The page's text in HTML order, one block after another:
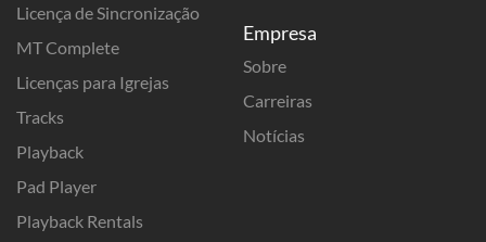
Licença de Sincronização
MT Complete
Licenças para Igrejas
Tracks
Playback
Pad Player
Playback Rentals
Empresa
Sobre
Carreiras
Notícias